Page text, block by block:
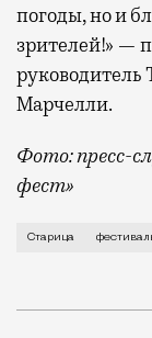
погоды, но и
зрителей!» —
руководитель
Марчелли.
Фото: пресс-
фест»
В минувший
Старица